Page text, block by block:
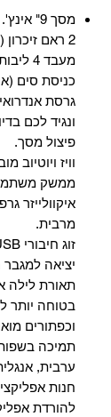
מסך 9" אינץ'.
2 ראם זיכרון (קיים גם ב4/6/8 ראם זיכרון).
מעבד 4 ליבות (קיים גם ב8 ליבות).
כניסת סים
גרסת
ונגיד לכם
פיצול מסך.
וויז ויוטיוב
ממשק
איקוולייזר
מרבית.
זוג חיבורי USB.
יציאה למגבר
תאורת לילה
בטוחה יותר
וכפתורים
תמיכה
ערבית,
להורדת